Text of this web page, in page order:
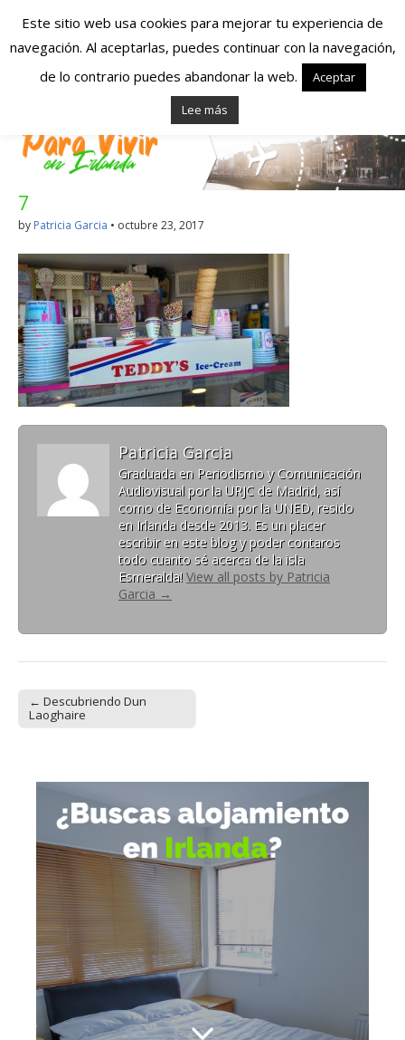
Españoles en
Irlanda – Vivir en
Irlanda – Trabajo
en Irlanda –
Alojamiento en
Irlanda
Blog dedicado a los que viven, estudian y trabajan en
Irlanda!
7
by Patricia Garcia • octubre 23, 2017
Patricia Garcia
Graduada en Periodismo y Comunicación
Audiovisual por la URJC de Madrid, así
como de Economía por la UNED, resido
en Irlanda desde 2013. Es un placer
escribir en este blog y poder contaros
todo cuanto sé acerca de la isla
Esmeralda! View all posts by Patricia
Garcia →
Post navigation
← Descubriendo Dun
Laoghaire
Este sitio web usa cookies para mejorar tu experiencia de
navegación. Al aceptarlas, puedes continuar con la navegación,
de lo contrario puedes abandonar la web.
Aceptar
Lee más